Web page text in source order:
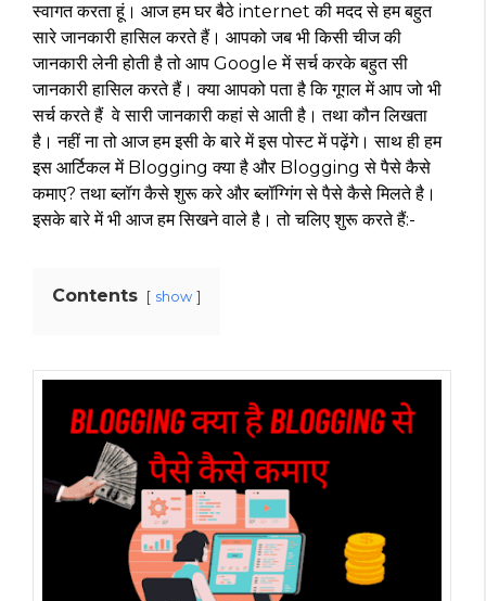
स्वागत करता हूं। आज हम घर बैठे internet की मदद से हम बहुत
सारे जानकारी हासिल करते हैं। आपको जब भी किसी चीज की
जानकारी लेनी होती है तो आप Google में सर्च करके बहुत सी
जानकारी हासिल करते हैं। क्या आपको पता है कि गूगल में आप जो भी
सर्च करते हैं वे सारी जानकारी कहां से आती है। तथा कौन लिखता
है। नहीं ना तो आज हम इसी के बारे में इस पोस्ट में पढ़ेंगे। साथ ही हम
इस आर्टिकल में Blogging क्या है और Blogging से पैसे कैसे
कमाए? तथा ब्लॉग कैसे शुरू करे और ब्लॉग्गिंग से पैसे कैसे मिलते है।
इसके बारे में भी आज हम सिखने वाले है। तो चलिए शुरू करते हैं:-
Contents show